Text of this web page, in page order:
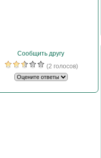
Сообщить другу
(2 голосов)